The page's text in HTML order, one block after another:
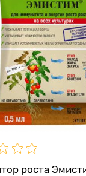
роста